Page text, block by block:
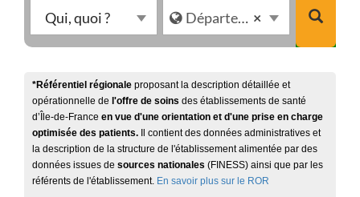
quoi
?
Qui, quoi ? ×
Département 95 (Val-d'Oise)
*Référentiel régionale proposant la description détaillée et
opérationnelle de l'offre de soins des établissements de santé
d’Île-de-France en vue d'une orientation et d'une prise en charge
optimisée des patients. Il contient des données administratives et
la description de la structure de l'établissement alimentée par des
données issues de sources nationales (FINESS) ainsi que par les
référents de l'établissement. En savoir plus sur le ROR